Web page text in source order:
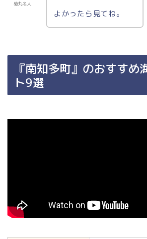
菊丸名人
よかったら見てね。
『南知多町』のおすすめ
ト9選